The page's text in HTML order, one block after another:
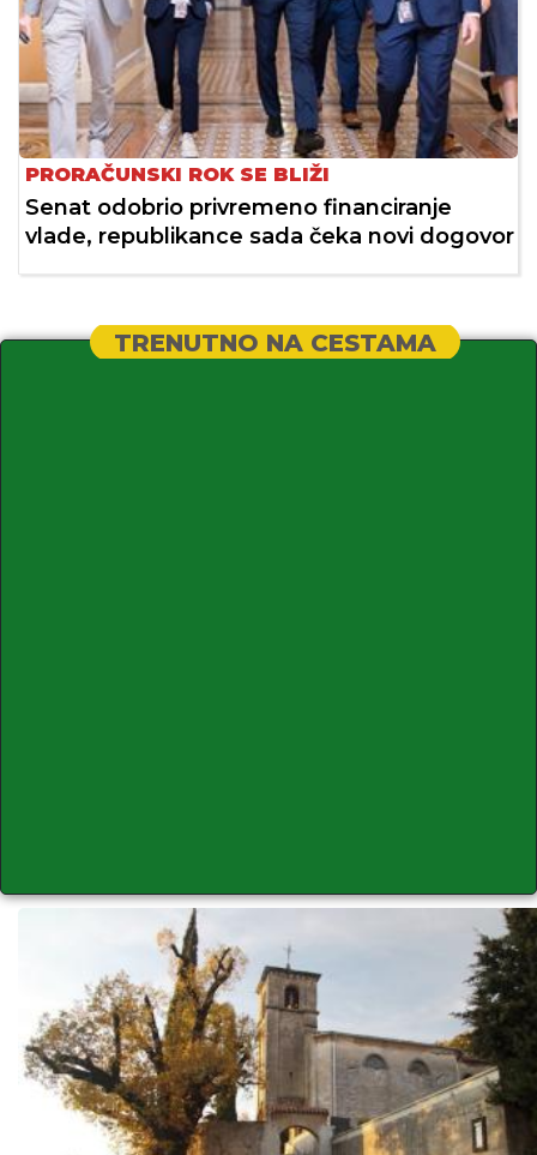
PRORAČUNSKI ROK SE BLIŽI
Senat odobrio privremeno financiranje
vlade, republikance sada čeka novi dogovor
TRENUTNO NA CESTAMA